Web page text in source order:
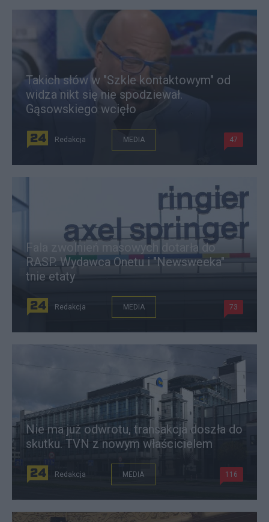
Takich słów w "Szkle kontaktowym" od
widza nikt się nie spodziewał.
Gąsowskiego wcięło
Redakcja MEDIA 47
Fala zwolnień masowych dotarła do
RASP. Wydawca Onetu i "Newsweeka"
tnie etaty
Redakcja MEDIA 73
Nie ma już odwrotu, transakcja doszła do
skutku. TVN z nowym właścicielem
Redakcja MEDIA 116